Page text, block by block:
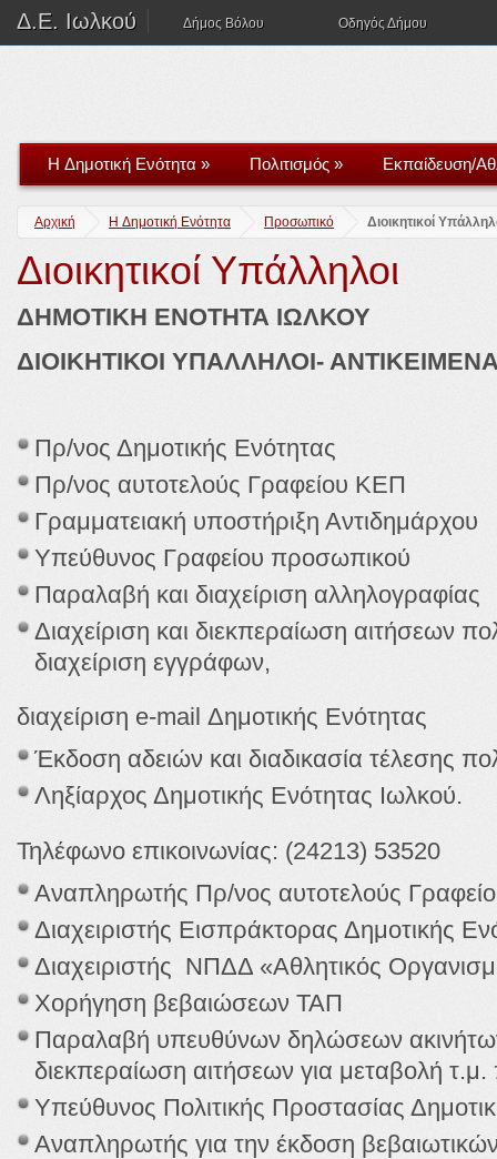
Δ.Ε. Ιωλκού Δήμος Βόλου Οδηγός Δήμου
H Δημοτική Ενότητα » Πολιτισμός » Εκπαίδευση/
Αρχική H Δημοτική Ενότητα Προσωπικό Διοικητικοί
Διοικητικοί Υπάλληλοι
ΔΗΜΟΤΙΚΗ ΕΝΟΤΗΤΑ ΙΩΛΚΟΥ
ΔΙΟΙΚΗΤΙΚΟΙ ΥΠΑΛΛΗΛΟΙ-
Πρ/νος Δημοτικής Ενότητας
Πρ/νος αυτοτελούς Γραφείου ΚΕΠ
Γραμματειακή υποστήριξη Αντιδημάρχου
Υπεύθυνος Γραφείου προσωπικού
Παραλαβή και διαχείριση αλληλογραφίας
Διαχείριση και διεκπεραίωση αιτήσεων
διαχείριση εγγράφων,
διαχείριση e-mail Δημοτικής Ενότητας
Έκδοση αδειών και διαδικασία τέλεσης
Ληξίαρχος Δημοτικής Ενότητας Ιωλκού.
Τηλέφωνο επικοινωνίας: (24213) 53520
Αναπληρωτής Πρ/νος αυτοτελούς
Διαχειριστής Εισπράκτορας Δημοτικής
Διαχειριστής ΝΠΔΔ «Αθλητικός
Χορήγηση βεβαιώσεων ΤΑΠ
Παραλαβή υπευθύνων δηλώσεων
διεκπεραίωση αιτήσεων για μεταβολή
Υπεύθυνος Πολιτικής Προστασίας
Αναπληρωτής για την έκδοση